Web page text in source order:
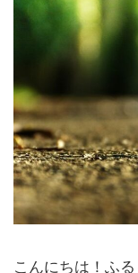
こんにちは！ふ